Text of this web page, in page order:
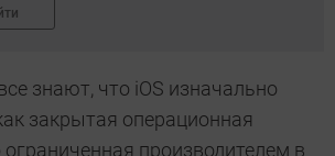
знают, что iOS изначально
закрытая операционная
производителем в